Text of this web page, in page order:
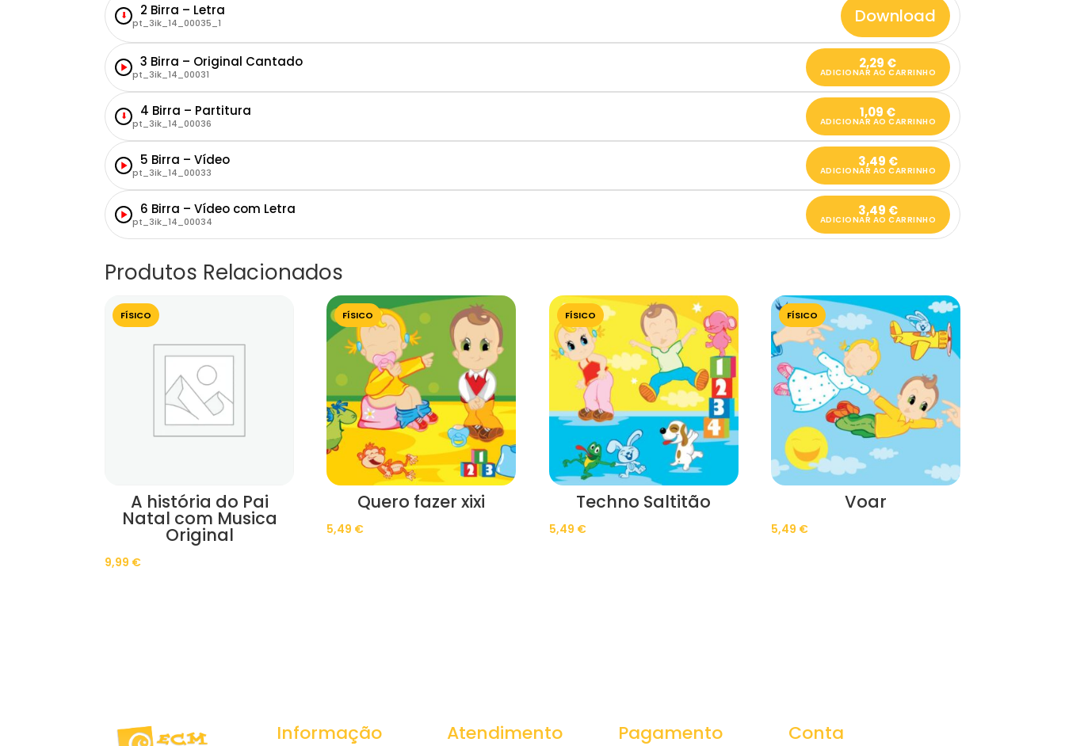
⬇ 2 Birra – Letra
pt_3ik_14_00035_1 Download
3 Birra – Original Cantado
pt_3ik_14_00031
2,29 €
ADICIONAR AO CARRINHO
⬇ 4 Birra – Partitura
pt_3ik_14_00036
1,09 €
ADICIONAR AO CARRINHO
5 Birra – Vídeo
pt_3ik_14_00033
3,49 €
ADICIONAR AO CARRINHO
6 Birra – Vídeo com Letra
pt_3ik_14_00034
3,49 €
ADICIONAR AO CARRINHO
Produtos Relacionados
FÍSICO
A história do Pai
Natal com Musica
Original
9,99 €
FÍSICO
Quero fazer xixi
5,49 €
FÍSICO
Techno Saltitão
5,49 €
FÍSICO
Voar
5,49 €
Informação Atendimento Pagamento Conta